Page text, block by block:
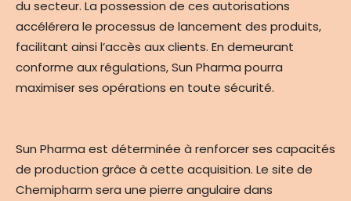
du secteur. La possession de ces autorisations
accélérera le processus de lancement des produits,
facilitant ainsi l’accès aux clients. En demeurant
conforme aux régulations, Sun Pharma pourra
maximiser ses opérations en toute sécurité.
Sun Pharma est déterminée à renforcer ses capacités
de production grâce à cette acquisition. Le site de
Chemipharm sera une pierre angulaire dans